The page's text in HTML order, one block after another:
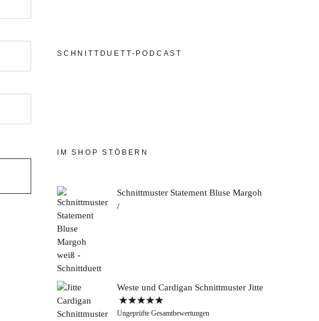
SCHNITTDUETT-PODCAST
IM SHOP STÖBERN
Schnittmuster Statement Bluse Margoh
Weste und Cardigan Schnittmuster Jitte
Bewertet mit
5.00von 5
Ungeprüfte Gesamtbewertungen